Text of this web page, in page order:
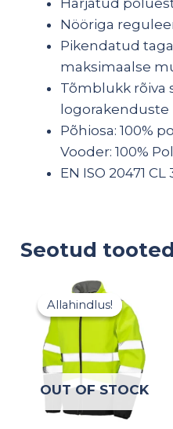
Harjatud
Nööriga
Pikendatud
maksimaalse
Tõmblukk rõiva
Põhiosa: 100%
Vooder: 100%
EN ISO 20471 CL
Seotud tooted
Allahindlus!
OUT OF STOCK
Allahindlus!
Algne
hind
oli:
41,24 €.
hind
on:
24,00